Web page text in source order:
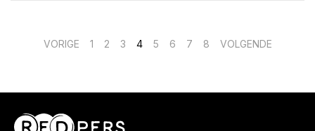
Berichten
VORIGE 1 2 3 4 5 6 7 8 VOLGENDE